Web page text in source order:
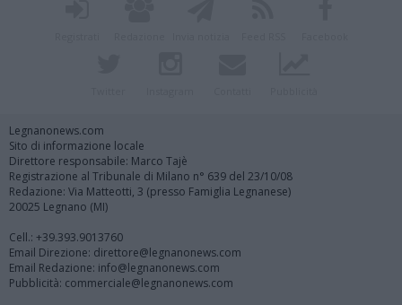
Legnanonews.com
Sito di informazione locale
Direttore responsabile: Marco Tajè
Registrazione al Tribunale di Milano n° 639 del 23/10/08
Redazione: Via Matteotti, 3 (presso Famiglia Legnanese)
20025 Legnano (MI)
Cell.: +39.393.9013760
Email Direzione: direttore@legnanonews.com
Email Redazione: info@legnanonews.com
Pubblicità: commerciale@legnanonews.com